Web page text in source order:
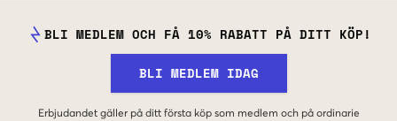
BLI MEDLEM OCH FÅ 10% RABATT PÅ DITT KÖP!
BLI MEDLEM IDAG
Erbjudandet gäller på ditt första köp som medlem och på ordinarie